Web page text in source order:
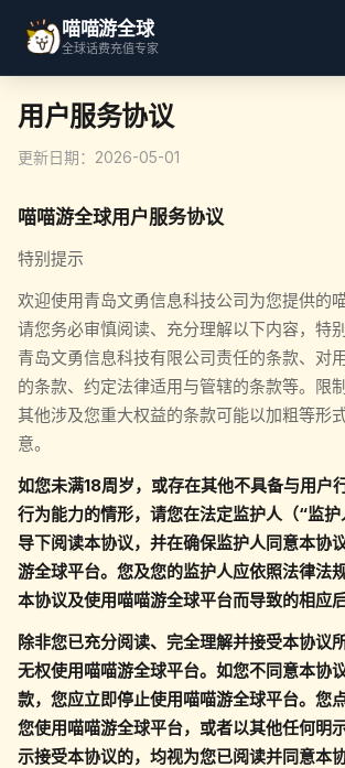
喵喵游全球
全球话费充值专家
用户服务协议
更新日期：2026-05-01
喵喵游全球用户服务协议
特别提示
欢迎使用青岛文勇信息科技公司为您提供的
请您务必审慎阅读、充分理解以下内容，特
青岛文勇信息科技有限公司责任的条款、对
的条款、约定法律适用与管辖的条款等。限
其他涉及您重大权益的条款可能以加粗等形
意。
如您未满18周岁，或存在其他不具备与用户
行为能力的情形，请您在法定监护人（“监
导下阅读本协议，并在确保监护人同意本协
游全球平台。您及您的监护人应依照法律法
本协议及使用喵喵游全球平台而导致的相应后
除非您已充分阅读、完全理解并接受本协议
无权使用喵喵游全球平台。如您不同意本协
款，您应立即停止使用喵喵游全球平台。您
您使用喵喵游全球平台，或者以其他任何明
示接受本协议的，均视为您已阅读并同意本